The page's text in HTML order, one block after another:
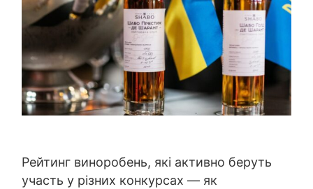
Рейтинг виноробень, які активно беруть
участь у різних конкурсах — як